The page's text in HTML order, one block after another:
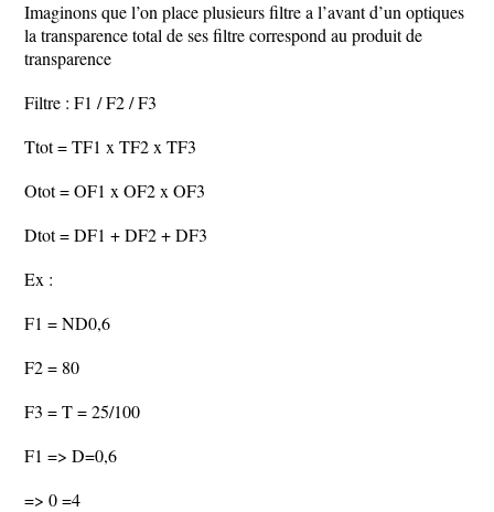
Imaginons que l’on place plusieurs filtre a l’avant d’un optiques
la transparence total de ses filtre correspond au produit de
transparence
Filtre : F1 / F2 / F3
Ttot = TF1 x TF2 x TF3
Otot = OF1 x OF2 x OF3
Dtot = DF1 + DF2 + DF3
Ex :
F1 = ND0,6
F2 = 80
F3 = T = 25/100
F1 => D=0,6
=> 0 =4